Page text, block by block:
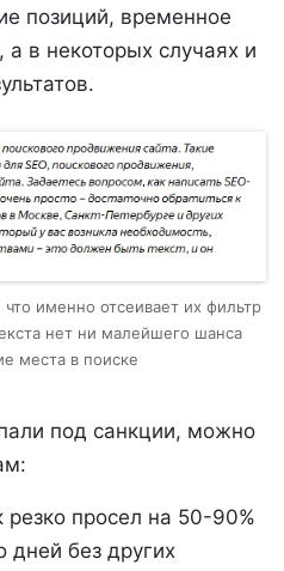
позиций, временное
в некоторых случаях и
именно отсеивает их фильтр
нет ни малейшего шанса
места в поиске
под санкции, можно
просел на 50-90%
дней без других